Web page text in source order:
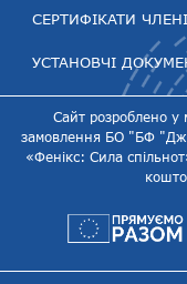
СЕРТИФІКАТИ
УСТАНОВЧІ
Сайт розроблено у
замовлення БО "БФ
«Фенікс: Сила